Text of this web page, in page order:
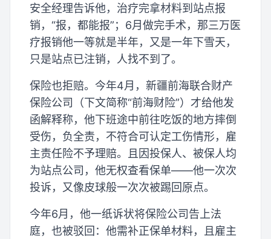
安全经理告诉他，治疗完拿材料到站点报
销，“报，都能报”；6月做完手术，那三万医
疗报销他一等就是半年，又是一年下雪天，
只是站点已注销，人找不到了。
保险也拒赔。今年4月，新疆前海联合财产
保险公司（下文简称“前海财险”）才给他发
函解释称，他下班途中前往吃饭的地方摔倒
受伤，负全责，不符合可认定工伤情形，雇
主责任险不予理赔。且因投保人、被保人均
为站点公司，他无权查看保单——他一次次
投诉，又像皮球般一次次被踢回原点。
今年6月，他一纸诉状将保险公司告上法
庭，也被驳回：他需补正保单材料，且雇主